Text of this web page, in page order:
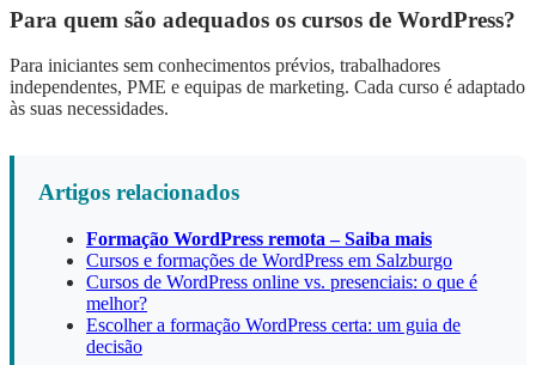
Para quem são adequados os cursos de WordPress?
Para iniciantes sem conhecimentos prévios, trabalhadores
independentes, PME e equipas de marketing. Cada curso é adaptado
às suas necessidades.
Artigos relacionados
Formação WordPress remota – Saiba mais
Cursos e formações de WordPress em Salzburgo
Cursos de WordPress online vs. presenciais: o que é
melhor?
Escolher a formação WordPress certa: um guia de
decisão